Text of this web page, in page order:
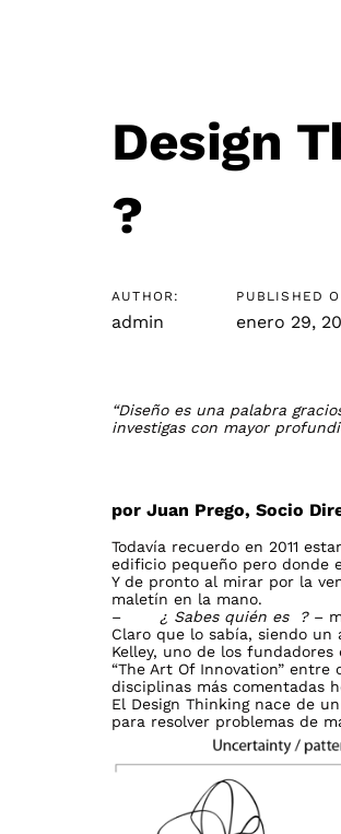
Design
?
AUTHOR:
admin
PUBLISHED
enero 29,
“Diseño es una palabra
investigas con mayor
por Juan Prego, Socio
Todavía recuerdo en 2011
edificio pequeño pero donde
Y de pronto al mirar por la
maletín en la mano.
– ¿ Sabes quién es ?–
Claro que lo sabía, siendo un
Kelley, uno de los
“The Art Of Innovation”
disciplinas más comentadas
El Design Thinking nace de
para resolver problemas de
Post
navigation